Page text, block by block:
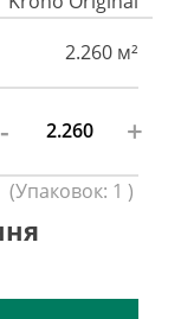
2.260 м²
- +
(Упаковок: 1 )